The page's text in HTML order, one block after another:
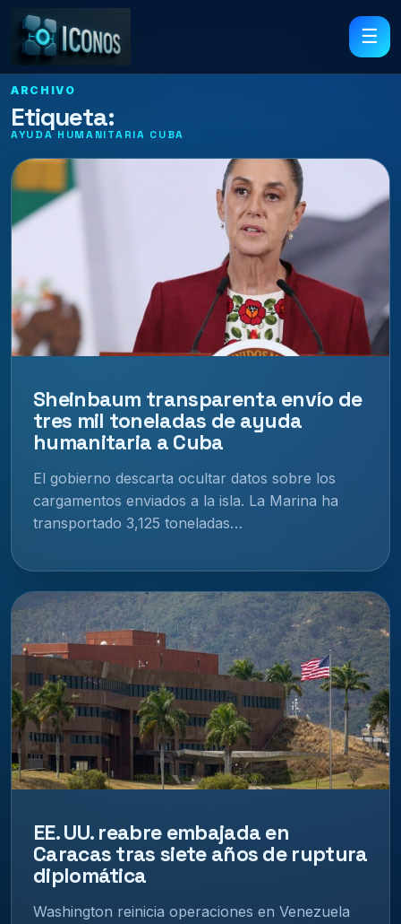
☰
ARCHIVO
Etiqueta:
AYUDA HUMANITARIA CUBA
Sheinbaum transparenta envío de
tres mil toneladas de ayuda
humanitaria a Cuba
El gobierno descarta ocultar datos sobre los
cargamentos enviados a la isla. La Marina ha
transportado 3,125 toneladas…
EE. UU. reabre embajada en
Caracas tras siete años de ruptura
diplomática
Washington reinicia operaciones en Venezuela